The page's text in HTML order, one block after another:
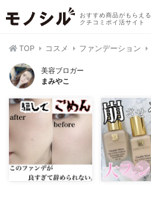
おすすめ商品がもらえる
クチコミポイ活サイト
TOP コスメ ファンデーション
美容ブロガー
まみやこ